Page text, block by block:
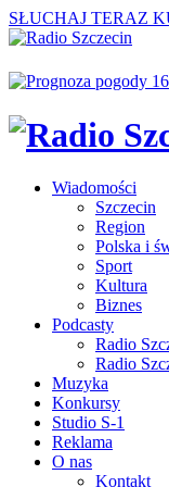
SŁUCHAJ TERAZ
16
Wiadomości
Szczecin
Region
Polska i
Sport
Kultura
Biznes
Podcasty
Radio
Radio
Muzyka
Konkursy
Studio S-1
Reklama
O nas
Kontakt